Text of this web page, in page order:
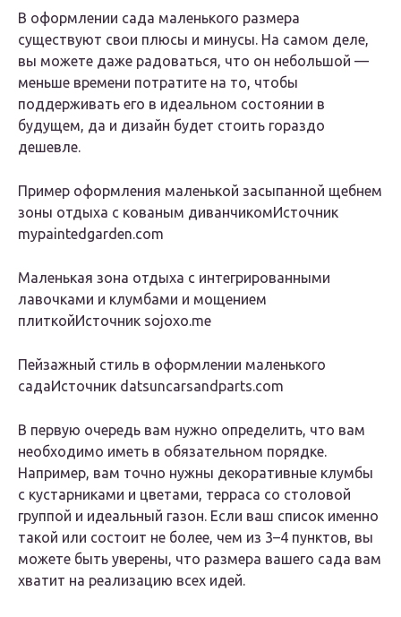
В оформлении сада маленького размера
существуют свои плюсы и минусы. На самом деле,
вы можете даже радоваться, что он небольшой —
меньше времени потратите на то, чтобы
поддерживать его в идеальном состоянии в
будущем, да и дизайн будет стоить гораздо
дешевле.
Пример оформления маленькой засыпанной щебнем
зоны отдыха с кованым диванчикомИсточник
mypaintedgarden.com
Маленькая зона отдыха с интегрированными
лавочками и клумбами и мощением
плиткойИсточник sojoxo.me
Пейзажный стиль в оформлении маленького
садаИсточник datsuncarsandparts.com
В первую очередь вам нужно определить, что вам
необходимо иметь в обязательном порядке.
Например, вам точно нужны декоративные клумбы
с кустарниками и цветами, терраса со столовой
группой и идеальный газон. Если ваш список именно
такой или состоит не более, чем из 3–4 пунктов, вы
можете быть уверены, что размера вашего сада вам
хватит на реализацию всех идей.